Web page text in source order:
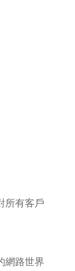
所有客戶
網路世界